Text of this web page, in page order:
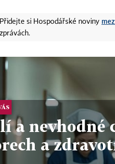
Přidejte si Hospodářské noviny
zprávách.
a nevhodné
a